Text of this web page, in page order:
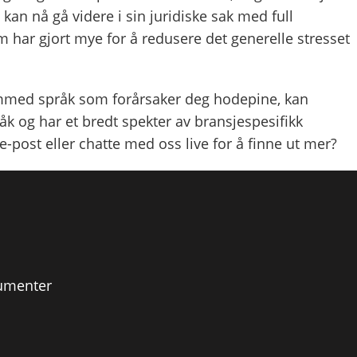
nå gå videre i sin juridiske sak med full
har gjort mye for å redusere det generelle stresset
språk som forårsaker deg hodepine, kan
og har et bredt spekter av bransjespesifikk
post eller chatte med oss live for å finne ut mer?